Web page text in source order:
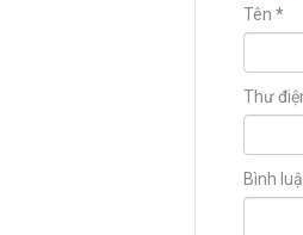
Tên *
Thư
Bình